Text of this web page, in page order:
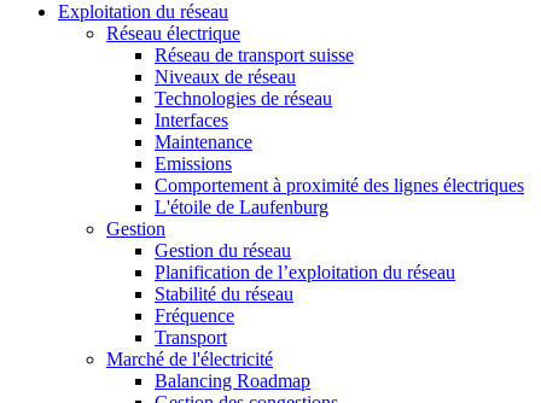
Exploitation du réseau
Réseau électrique
Réseau de transport suisse
Niveaux de réseau
Technologies de réseau
Interfaces
Maintenance
Emissions
Comportement à proximité des lignes électriques
L'étoile de Laufenburg
Gestion
Gestion du réseau
Planification de l’exploitation du réseau
Stabilité du réseau
Fréquence
Transport
Marché de l'électricité
Balancing Roadmap